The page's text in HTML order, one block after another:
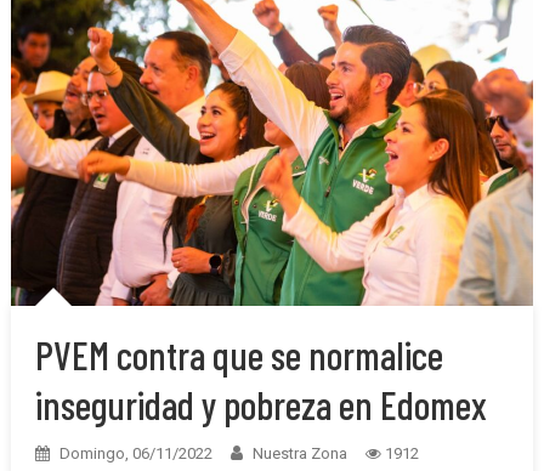
PVEM contra que se normalice
inseguridad y pobreza en Edomex
Domingo, 06/11/2022 Nuestra Zona 1912